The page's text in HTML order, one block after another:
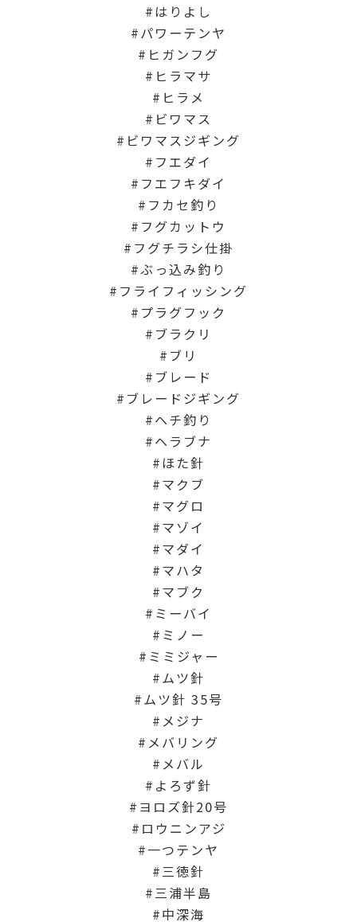
はりよし
パワーテンヤ
ヒガンフグ
ヒラマサ
ヒラメ
ビワマス
ビワマスジギング
フエダイ
フエフキダイ
フカセ釣り
フグカットウ
フグチラシ仕掛
ぶっ込み釣り
フライフィッシング
プラグフック
ブラクリ
ブリ
ブレード
ブレードジギング
ヘチ釣り
ヘラブナ
ほた針
マクブ
マグロ
マゾイ
マダイ
マハタ
マブク
ミーバイ
ミノー
ミミジャー
ムツ針
ムツ針 35号
メジナ
メバリング
メバル
よろず針
ヨロズ針20号
ロウニンアジ
一つテンヤ
三徳針
三浦半島
中深海